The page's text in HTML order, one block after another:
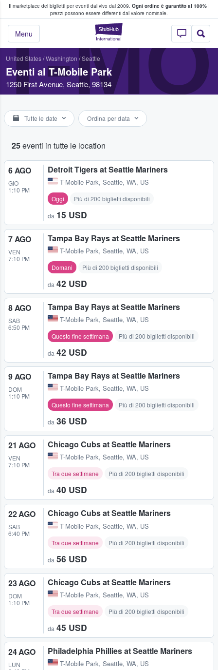
Il marketplace dei biglietti per eventi dal vivo dal 2009. Ogni ordine è garantito al 100%I
prezzi possono essere differenti dal valore nominale.
StubHub - Dove
Menu
fan comprano e vendono biglietti
United States/Washington /Seattle
Eventi al T-Mobile Park
1250 First Avenue, Seattle, 98134
Tutte le date Ordina per data
25eventi in tutte le location
6 AGO
GIO
1:10 PM
Detroit Tigers at Seattle Mariners
T-Mobile Park, Seattle, WA, US
Oggi Più di 200 biglietti disponibili
da 15 USD
7 AGO
VEN
7:10 PM
Tampa Bay Rays at Seattle Mariners
T-Mobile Park, Seattle, WA, US
Domani Più di 200 biglietti disponibili
da 42 USD
8 AGO
SAB
6:50 PM
Tampa Bay Rays at Seattle Mariners
T-Mobile Park, Seattle, WA, US
Questo fine settimana Più di 200 biglietti disponibili
da 42 USD
9 AGO
DOM
1:10 PM
Tampa Bay Rays at Seattle Mariners
T-Mobile Park, Seattle, WA, US
Questo fine settimana Più di 200 biglietti disponibili
da 36 USD
21 AGO
VEN
7:10 PM
Chicago Cubs at Seattle Mariners
T-Mobile Park, Seattle, WA, US
Tra due settimane Più di 200 biglietti disponibili
da 40 USD
22 AGO
SAB
6:40 PM
Chicago Cubs at Seattle Mariners
T-Mobile Park, Seattle, WA, US
Tra due settimane Più di 200 biglietti disponibili
da 56 USD
23 AGO
DOM
1:10 PM
Chicago Cubs at Seattle Mariners
T-Mobile Park, Seattle, WA, US
Tra due settimane Più di 200 biglietti disponibili
da 45 USD
24 AGO
LUN
Philadelphia Phillies at Seattle Mariners
T-Mobile Park, Seattle, WA, US